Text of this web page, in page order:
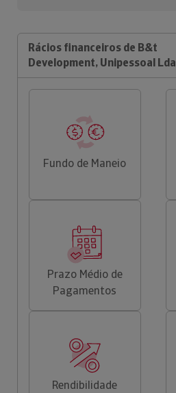
Rácios financeiros de B&t
Development, Unipessoal Lda
Fundo de Maneio
Prazo Médio de
Pagamentos
Rendibilidade